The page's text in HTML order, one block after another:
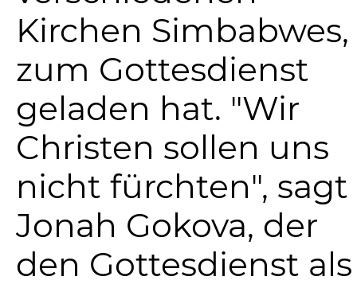
Kirchen Simbabwes,
zum Gottesdienst
geladen hat. "Wir
Christen sollen uns
nicht fürchten", sagt
Jonah Gokova, der
den Gottesdienst als